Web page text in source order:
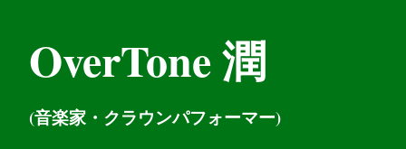
OverTone 潤
(音楽家・クラウンパフォーマー)